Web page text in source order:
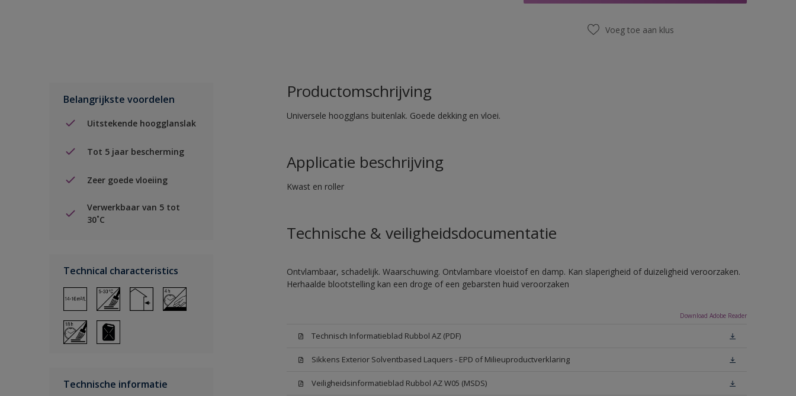
Voeg toe aan klus
Belangrijkste voordelen
Uitstekende hoogglanslak
Tot 5 jaar bescherming
Zeer goede vloeiing
Verwerkbaar van 5 tot
30˚C
Technical characteristics
Technische informatie
Productomschrijving
Universele hoogglans buitenlak. Goede dekking en vloei.
Applicatie beschrijving
Kwast en roller
Technische & veiligheidsdocumentatie
Ontvlambaar, schadelijk. Waarschuwing. Ontvlambare vloeistof en damp. Kan slaperigheid of duizeligheid veroorzaken.
Herhaalde blootstelling kan een droge of een gebarsten huid veroorzaken
Download Adobe Reader
Technisch Informatieblad Rubbol AZ (PDF)
Sikkens Exterior Solventbased Laquers - EPD of Milieuproductverklaring
Veiligheidsinformatieblad Rubbol AZ W05 (MSDS)